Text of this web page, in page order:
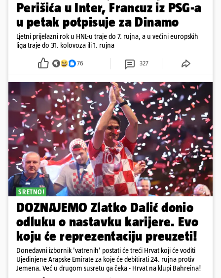
Perišića u Inter, Francuz iz PSG-a
u petak potpisuje za Dinamo
Ljetni prijelazni rok u HNL-u traje do 7. rujna, a u većini europskih
liga traje do 31. kolovoza ili 1. rujna
76 327
SRETNO!
DOZNAJEMO Zlatko Dalić donio
odluku o nastavku karijere. Evo
koju će reprezentaciju preuzeti!
Donedavni izbornik 'vatrenih' postati će treći Hrvat koji će voditi
Ujedinjene Arapske Emirate za koje će debitirati 24. rujna protiv
Jemena. Već u drugom susretu ga čeka - Hrvat na klupi Bahreina!